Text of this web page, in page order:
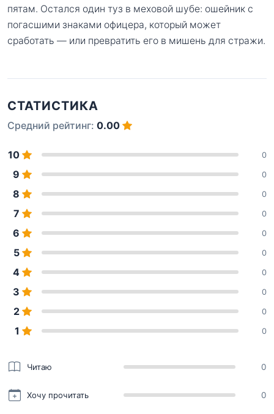
пятам. Остался один туз в меховой шубе: ошейник с
погасшими знаками офицера, который может
сработать — или превратить его в мишень для стражи.
СТАТИСТИКА
Средний рейтинг: 0.00
10 0
9 0
8 0
7 0
6 0
5 0
4 0
3 0
2 0
1 0
Читаю 0
Хочу прочитать 0